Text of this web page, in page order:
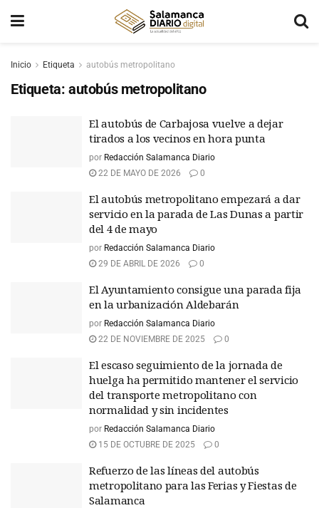
Inicio Etiqueta autobús metropolitano
Etiqueta: autobús metropolitano
El autobús de Carbajosa vuelve a dejar
tirados a los vecinos en hora punta
por Redacción Salamanca Diario
22 DE MAYO DE 2026
0
El autobús metropolitano empezará a dar
servicio en la parada de Las Dunas a partir
del 4 de mayo
por Redacción Salamanca Diario
29 DE ABRIL DE 2026
0
El Ayuntamiento consigue una parada fija
en la urbanización Aldebarán
por Redacción Salamanca Diario
22 DE NOVIEMBRE DE 2025
0
El escaso seguimiento de la jornada de
huelga ha permitido mantener el servicio
del transporte metropolitano con
normalidad y sin incidentes
por Redacción Salamanca Diario
15 DE OCTUBRE DE 2025
0
Refuerzo de las líneas del autobús
metropolitano para las Ferias y Fiestas de
Salamanca